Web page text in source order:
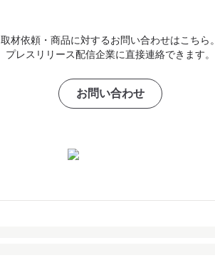
取材依頼・商品に対するお問い合わせはこちら。
プレスリリース配信企業に直接連絡できます。
お問い合わせ